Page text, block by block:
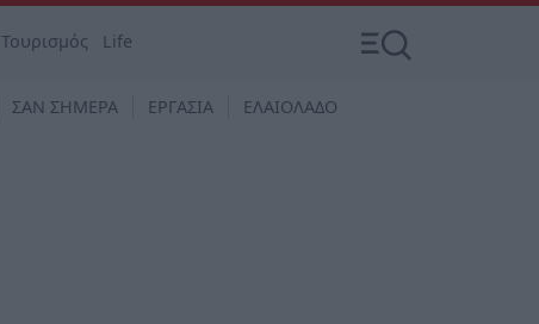
Τουρισμός Life
ΣΑΝ ΣΗΜΕΡΑ ΕΡΓΑΣΙΑ ΕΛΑΙΟΛΑΔΟ